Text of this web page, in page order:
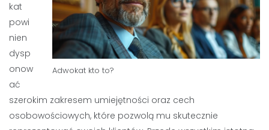
Adwokat kto to?
kat
powi
nien
dysp
onow
ać
szerokim zakresem umiejętności oraz cech
osobowościowych, które pozwolą mu skutecznie